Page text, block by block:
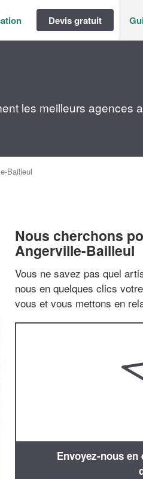
Devis gratuit
les meilleurs agences
Bailleul
Nous cherchons
Angerville-Bailleul
Vous ne savez pas quel
nous en quelques clics
vous et vous mettons en
Envoyez-nous